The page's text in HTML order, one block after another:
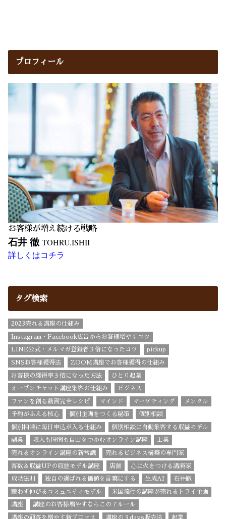
プロフィール
お客様が増え続ける戦略
石井 徹 TOHRU.ISHII
詳しくはコチラ
タグ検索
2023売れる講座の仕組み
Instagram・Facebook広告からお客様増やすコツ
LINE公式・メルマガ登録者３倍になったコツ pickup
SNSお客様獲得法 ZOOM講座でお客様獲得の仕組み
お客様の獲得率３倍になった方法 ひとり起業
オープンチャット講座集客の仕組み ビジネス
ファンを創る動画完全レシピ マインド マーケティング メンタル
予約がふえる核心 個別企画をつくる秘策 個別相談
個別相談に毎日申込が入る仕組み 個別相談に自動集客する収益モデル
副業 収入も時間も自由をつかむオンライン講座 士業
売れるオンライン講座の新常識 売れるビジネス構築の専門家
客数＆収益UPの収益モデル講座 店舗 心に火をつける講演家
成功法則 独自の選ばれる価値を言葉にする 生成AI 石井徹
競わず伸びるコミュニティモデル 米国流行の講座が売れるトライ企画
講座 講座のお客様増やすならこの７ルール
講座の顧客を増やす新プロセス 講座の３days販売法 起業